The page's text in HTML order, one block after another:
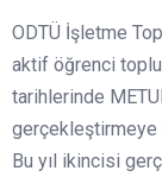
ODTÜ İşletme
aktif öğrenci
tarihlerinde
gerçekleştirmeye
Bu yıl ikincisi